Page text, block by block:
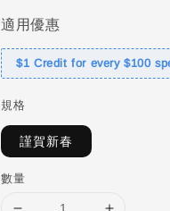
適用優惠
$1 Credit for every $100
規格
謹賀新春
數量